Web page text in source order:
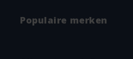
Betaalmethodes en verzenden
Populaire merken